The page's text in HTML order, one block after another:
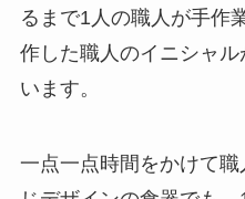
るまで1人の職人が手作
作した職人のイニシャ
います。
一点一点時間をかけて